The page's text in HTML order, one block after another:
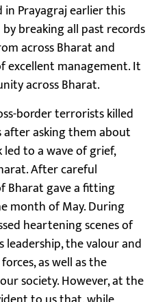
in Prayagraj earlier this
breaking all past records
across Bharat and
excellent management. It
across Bharat.
border terrorists killed
asking them about
to a wave of grief,
After careful
Bharat gave a fitting
month of May. During
heartening scenes of
leadership, the valour and
as well as the
society. However, at the